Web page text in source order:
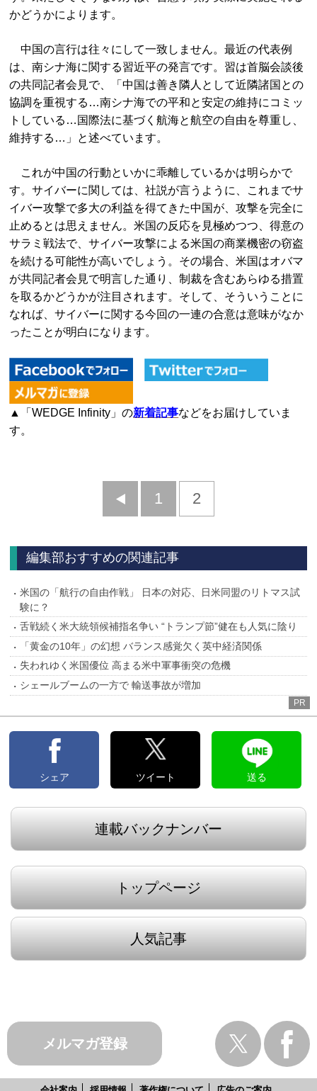
かどうかによります。
中国の言行は往々にして一致しません。最近の代表例
は、南シナ海に関する習近平の発言です。習は首脳会談後
の共同記者会見で、「中国は善き隣人として近隣諸国との
協調を重視する…南シナ海での平和と安定の維持にコミッ
トしている…国際法に基づく航海と航空の自由を尊重し、
維持する…」と述べています。
これが中国の行動といかに乖離しているかは明らかで
す。サイバーに関しては、社説が言うように、これまでサ
イバー攻撃で多大の利益を得てきた中国が、攻撃を完全に
止めるとは思えません。米国の反応を見極めつつ、得意の
サラミ戦法で、サイバー攻撃による米国の商業機密の窃盗
を続ける可能性が高いでしょう。その場合、米国はオバマ
が共同記者会見で明言した通り、制裁を含むあらゆる措置
を取るかどうかが注目されます。そして、そういうことに
なれば、サイバーに関する今回の一連の合意は意味がなか
ったことが明白になります。
▲「WEDGE Infinity」の新着記事などをお届けしていま
す。
前
1 2
編集部おすすめの関連記事
米国の「航行の自由作戦」 日本の対応、日米同盟のリトマス試
験に？
舌戦続く米大統領候補指名争い “トランプ節”健在も人気に陰り
「黄金の10年」の幻想 バランス感覚欠く英中経済関係
失われゆく米国優位 高まる米中軍事衝突の危機
シェールブームの一方で 輸送事故が増加
PR
シェア ツイート 送る
連載バックナンバー
トップページ
人気記事
メルマガ登録